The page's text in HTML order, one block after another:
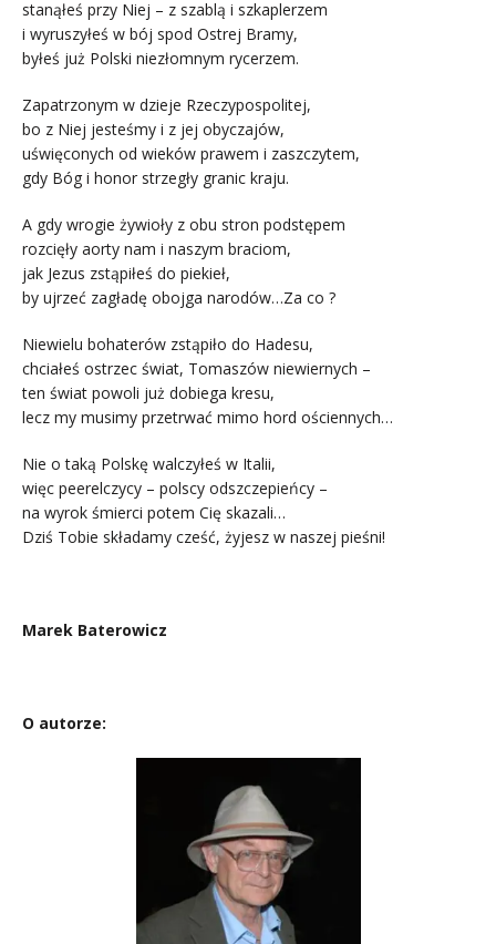
stanąłeś przy Niej – z szablą i szkaplerzem
i wyruszyłeś w bój spod Ostrej Bramy,
byłeś już Polski niezłomnym rycerzem.
Zapatrzonym w dzieje Rzeczypospolitej,
bo z Niej jesteśmy i z jej obyczajów,
uświęconych od wieków prawem i zaszczytem,
gdy Bóg i honor strzegły granic kraju.
A gdy wrogie żywioły z obu stron podstępem
rozcięły aorty nam i naszym braciom,
jak Jezus zstąpiłeś do piekieł,
by ujrzeć zagładę obojga narodów…Za co ?
Niewielu bohaterów zstąpiło do Hadesu,
chciałeś ostrzec świat, Tomaszów niewiernych –
ten świat powoli już dobiega kresu,
lecz my musimy przetrwać mimo hord ościennych…
Nie o taką Polskę walczyłeś w Italii,
więc peerelczycy – polscy odszczepieńcy –
na wyrok śmierci potem Cię skazali…
Dziś Tobie składamy cześć, żyjesz w naszej pieśni!
Marek Baterowicz
O autorze: